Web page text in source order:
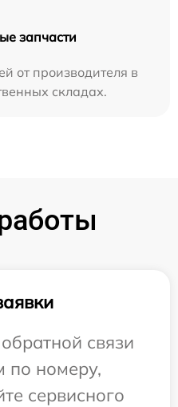
запчасти
от производителя в
складах.
связи
по номеру,
сервисного